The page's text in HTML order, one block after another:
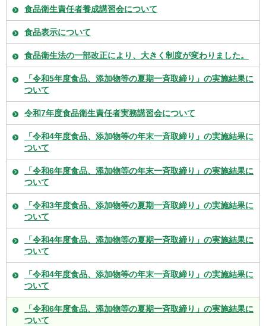
食品衛生責任者養成講習会について
食品表示について
食品衛生法の一部改正により、大きく制度が変わりました。
「令和5年度食品、添加物等の夏期一斉取締り」の実施結果に
ついて
令和7年度食品衛生責任者実務講習会について
「令和4年度食品、添加物等の年末一斉取締り」の実施結果に
ついて
「令和6年度食品、添加物等の年末一斉取締り」の実施結果に
ついて
「令和3年度食品、添加物等の夏期一斉取締り」の実施結果に
ついて
「令和4年度食品、添加物等の夏期一斉取締り」の実施結果に
ついて
「令和4年度食品、添加物等の年末一斉取締り」の実施結果に
ついて
「令和6年度食品、添加物等の夏期一斉取締り」の実施結果に
ついて